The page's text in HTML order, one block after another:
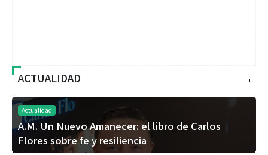
+
ACTUALIDAD
Actualidad
A.M. Un Nuevo Amanecer: el libro de Carlos
Flores sobre fe y resiliencia